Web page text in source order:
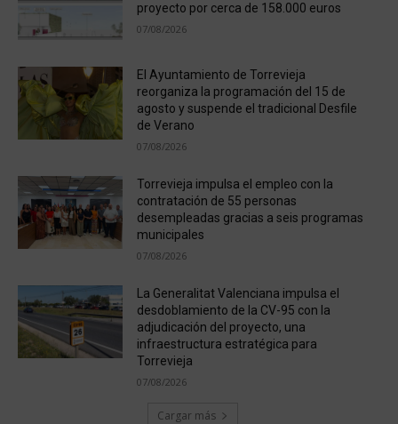
proyecto por cerca de 158.000 euros
07/08/2026
El Ayuntamiento de Torrevieja
reorganiza la programación del 15 de
agosto y suspende el tradicional Desfile
de Verano
07/08/2026
Torrevieja impulsa el empleo con la
contratación de 55 personas
desempleadas gracias a seis programas
municipales
07/08/2026
La Generalitat Valenciana impulsa el
desdoblamiento de la CV-95 con la
adjudicación del proyecto, una
infraestructura estratégica para
Torrevieja
07/08/2026
Cargar más